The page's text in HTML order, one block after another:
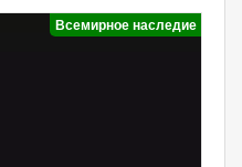
Всемирное наследие